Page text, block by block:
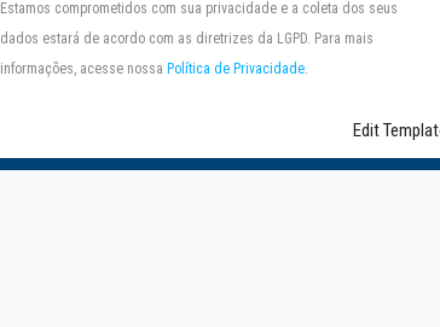
Estamos comprometidos com sua privacidade e a coleta dos seus
dados estará de acordo com as diretrizes da LGPD. Para mais
informações, acesse nossa Política de Privacidade.
Edit